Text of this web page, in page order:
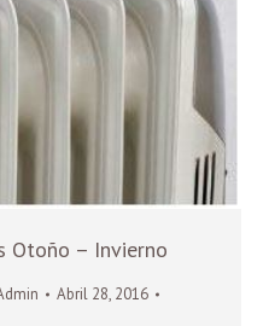
Otoño – Invierno
Abril 28, 2016